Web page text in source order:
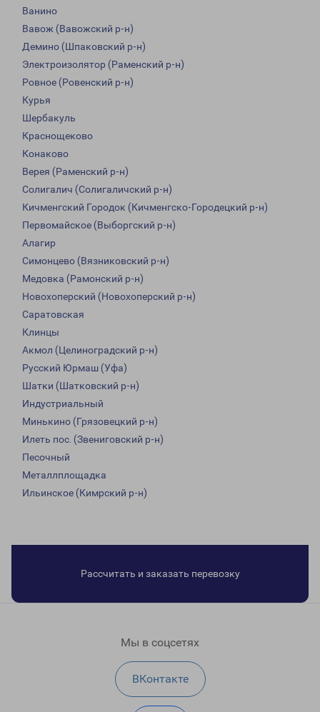
Ванино
Вавож (Вавожский р-н)
Демино (Шпаковский р-н)
Электроизолятор (Раменский р-н)
Ровное (Ровенский р-н)
Курья
Шербакуль
Краснощеково
Конаково
Верея (Раменский р-н)
Солигалич (Солигаличский р-н)
Кичменгский Городок (Кичменгско-Городецкий р-н)
Первомайское (Выборгский р-н)
Алагир
Симонцево (Вязниковский р-н)
Медовка (Рамонский р-н)
Новохоперский (Новохоперский р-н)
Саратовская
Клинцы
Акмол (Целиноградский р-н)
Русский Юрмаш (Уфа)
Шатки (Шатковский р-н)
Индустриальный
Минькино (Грязовецкий р-н)
Илеть пос. (Звениговский р-н)
Песочный
Металлплощадка
Ильинское (Кимрский р-н)
Рассчитать и заказать перевозку
Мы в соцсетях
ВКонтакте